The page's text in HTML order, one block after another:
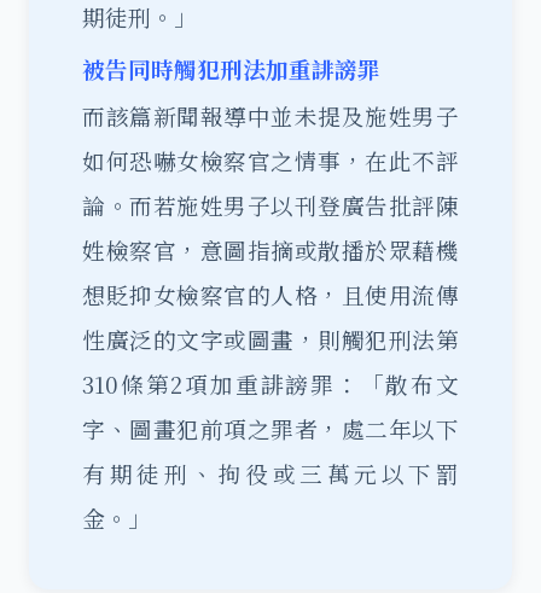
期徒刑。」
被告同時觸犯刑法加重誹謗罪
而該篇新聞報導中並未提及施姓男子
如何恐嚇女檢察官之情事，在此不評
論。而若施姓男子以刊登廣告批評陳
姓檢察官，意圖指摘或散播於眾藉機
想貶抑女檢察官的人格，且使用流傳
性廣泛的文字或圖畫，則觸犯刑法第
310條第2項加重誹謗罪 ：「散布文
字、圖畫犯前項之罪者，處二年以下
有期徒刑、拘役或三萬元以下罰
金。」